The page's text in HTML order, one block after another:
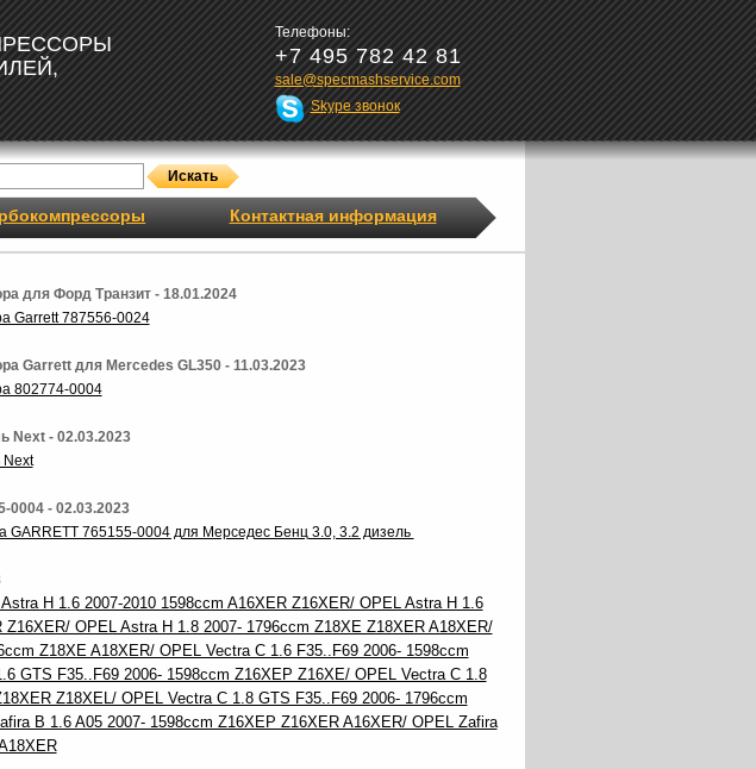
Телефоны:
+7 495 782 42 81
sale@specmashservice.com
Skype звонок
Контактная информация
для Форд Транзит - 18.01.2024
Garrett 787556-0024
Garrett для Mercedes GL350 - 11.03.2023
802774-0004
Next - 02.03.2023
Next
0004 - 02.03.2023
GARRETT 765155-0004 для Мерседес Бенц 3.0, 3.2 дизель
H 1.6 2007-2010 1598ccm A16XER Z16XER/ OPEL Astra H 1.6
Z16XER/ OPEL Astra H 1.8 2007- 1796ccm Z18XE Z18XER A18XER/
Z18XE A18XER/ OPEL Vectra C 1.6 F35..F69 2006- 1598ccm
GTS F35..F69 2006- 1598ccm Z16XEP Z16XE/ OPEL Vectra C 1.8
Z18XEL/ OPEL Vectra C 1.8 GTS F35..F69 2006- 1796ccm
B 1.6 A05 2007- 1598ccm Z16XEP Z16XER A16XER/ OPEL Zafira